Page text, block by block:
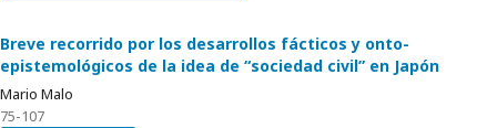
Breve recorrido por los desarrollos fácticos y onto-
epistemológicos de la idea de “sociedad civil” en Japón
Mario Malo
75-107